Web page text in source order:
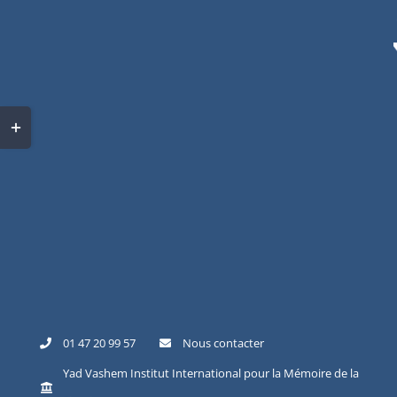
01 47 20 99 57
Nous contacter
Yad Vashem Institut International pour la Mémoire de la